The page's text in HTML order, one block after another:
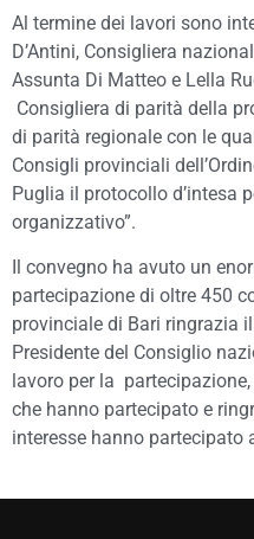
Al termine dei lavori sono
D’Antini, Consigliera
Assunta Di Matteo e Lella
Consigliera di parità della
di parità regionale con le
Consigli provinciali
Puglia il protocollo d’intesa
organizzativo”.
Il convegno ha avuto un
partecipazione di oltre 450
provinciale di Bari ringrazia
Presidente del Consiglio
lavoro per la
che hanno partecipato e
interesse hanno partecipato